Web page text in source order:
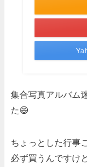
集合写真アルバム
た😄
ちょっとした行事
必ず買うんですけ